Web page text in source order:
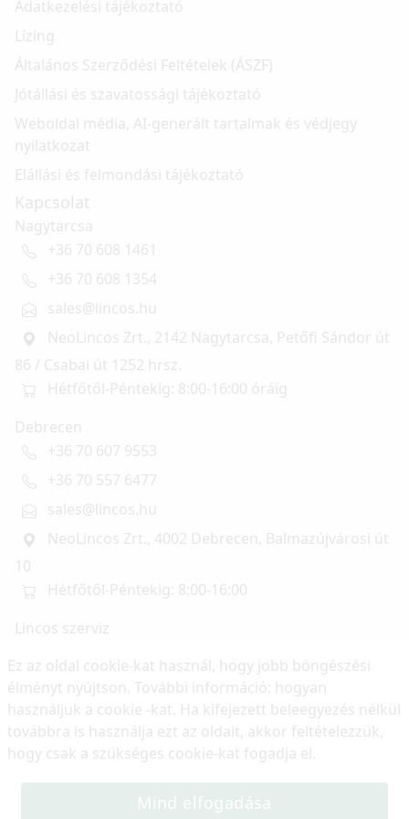
Ez az oldal cookie-kat használ, hogy jobb böngészési
élményt nyújtson. További információ: hogyan
használjuk a cookie -kat. Ha kifejezett beleegyezés nélkül
továbbra is használja ezt az oldalt, akkor feltételezzük,
hogy csak a szükséges cookie-kat fogadja el.
Mind elfogadása
Adatkezelési tájékoztató
Lízing
Általános Szerződési Feltételek (ÁSZF)
Jótállási és szavatossági tájékoztató
Weboldal média, AI-generált tartalmak és védjegy
nyilatkozat
Elállási és felmondási tájékoztató
Kapcsolat
Nagytarcsa
+36 70 608 1461
+36 70 608 1354
sales@lincos.hu
NeoLincos Zrt., 2142 Nagytarcsa, Petőfi Sándor út
86 / Csabai út 1252 hrsz.
Hétfőtől-Péntekig: 8:00-16:00 óráig
Debrecen
+36 70 607 9553
+36 70 557 6477
sales@lincos.hu
NeoLincos Zrt., 4002 Debrecen, Balmazújvárosi út
10
Hétfőtől-Péntekig: 8:00-16:00
Lincos szerviz
NeoLincos Zrt., 4002 Debrecen, Balmazújvárosi út
10
Nyitvatartás: hétfő-péntek 8:00-16:00